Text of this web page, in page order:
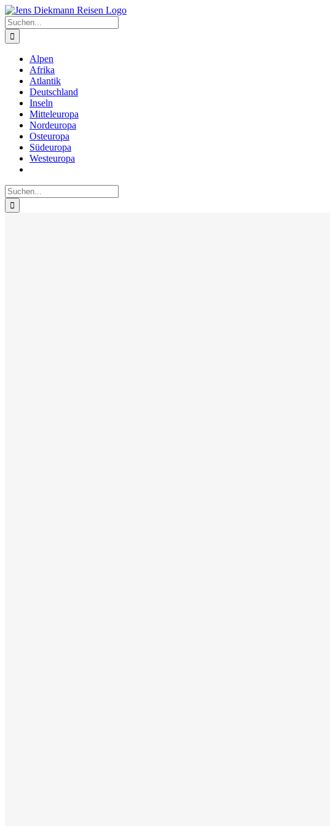
Zum
Inhalt
springen
Suche
nach:
Alpen
Afrika
Atlantik
Deutschland
Inseln
Mitteleuropa
Nordeuropa
Osteuropa
Südeuropa
Westeuropa
Suche
nach: